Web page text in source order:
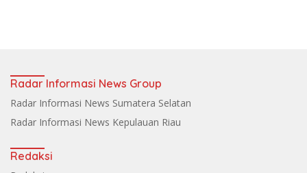
Radar Informasi News Group
Radar Informasi News Sumatera Selatan
Radar Informasi News Kepulauan Riau
Redaksi